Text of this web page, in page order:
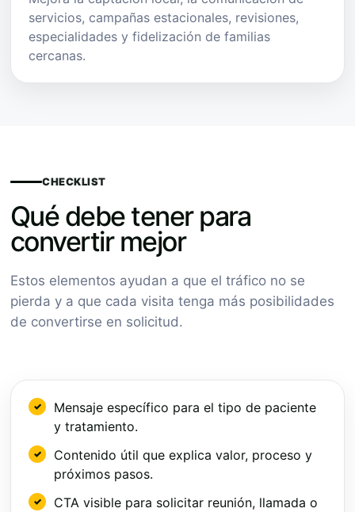
servicios, campañas estacionales, revisiones,
especialidades y fidelización de familias
cercanas.
CHECKLIST
Qué debe tener para
convertir mejor
Estos elementos ayudan a que el tráfico no se
pierda y a que cada visita tenga más posibilidades
de convertirse en solicitud.
Mensaje específico para el tipo de paciente
y tratamiento.
Contenido útil que explica valor, proceso y
próximos pasos.
CTA visible para solicitar reunión, llamada o